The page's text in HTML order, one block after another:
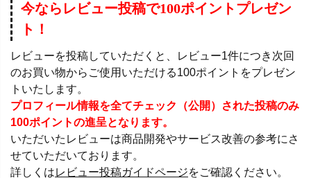
今ならレビュー投稿で100ポイントプレゼン
ト！
レビューを投稿していただくと、レビュー1件につき次回
のお買い物からご使用いただける100ポイントをプレゼン
トいたします。
プロフィール情報を全てチェック（公開）された投稿のみ
100ポイントの進呈となります。
いただいたレビューは商品開発やサービス改善の参考にさ
せていただいております。
詳しくはレビュー投稿ガイドページをご確認ください。